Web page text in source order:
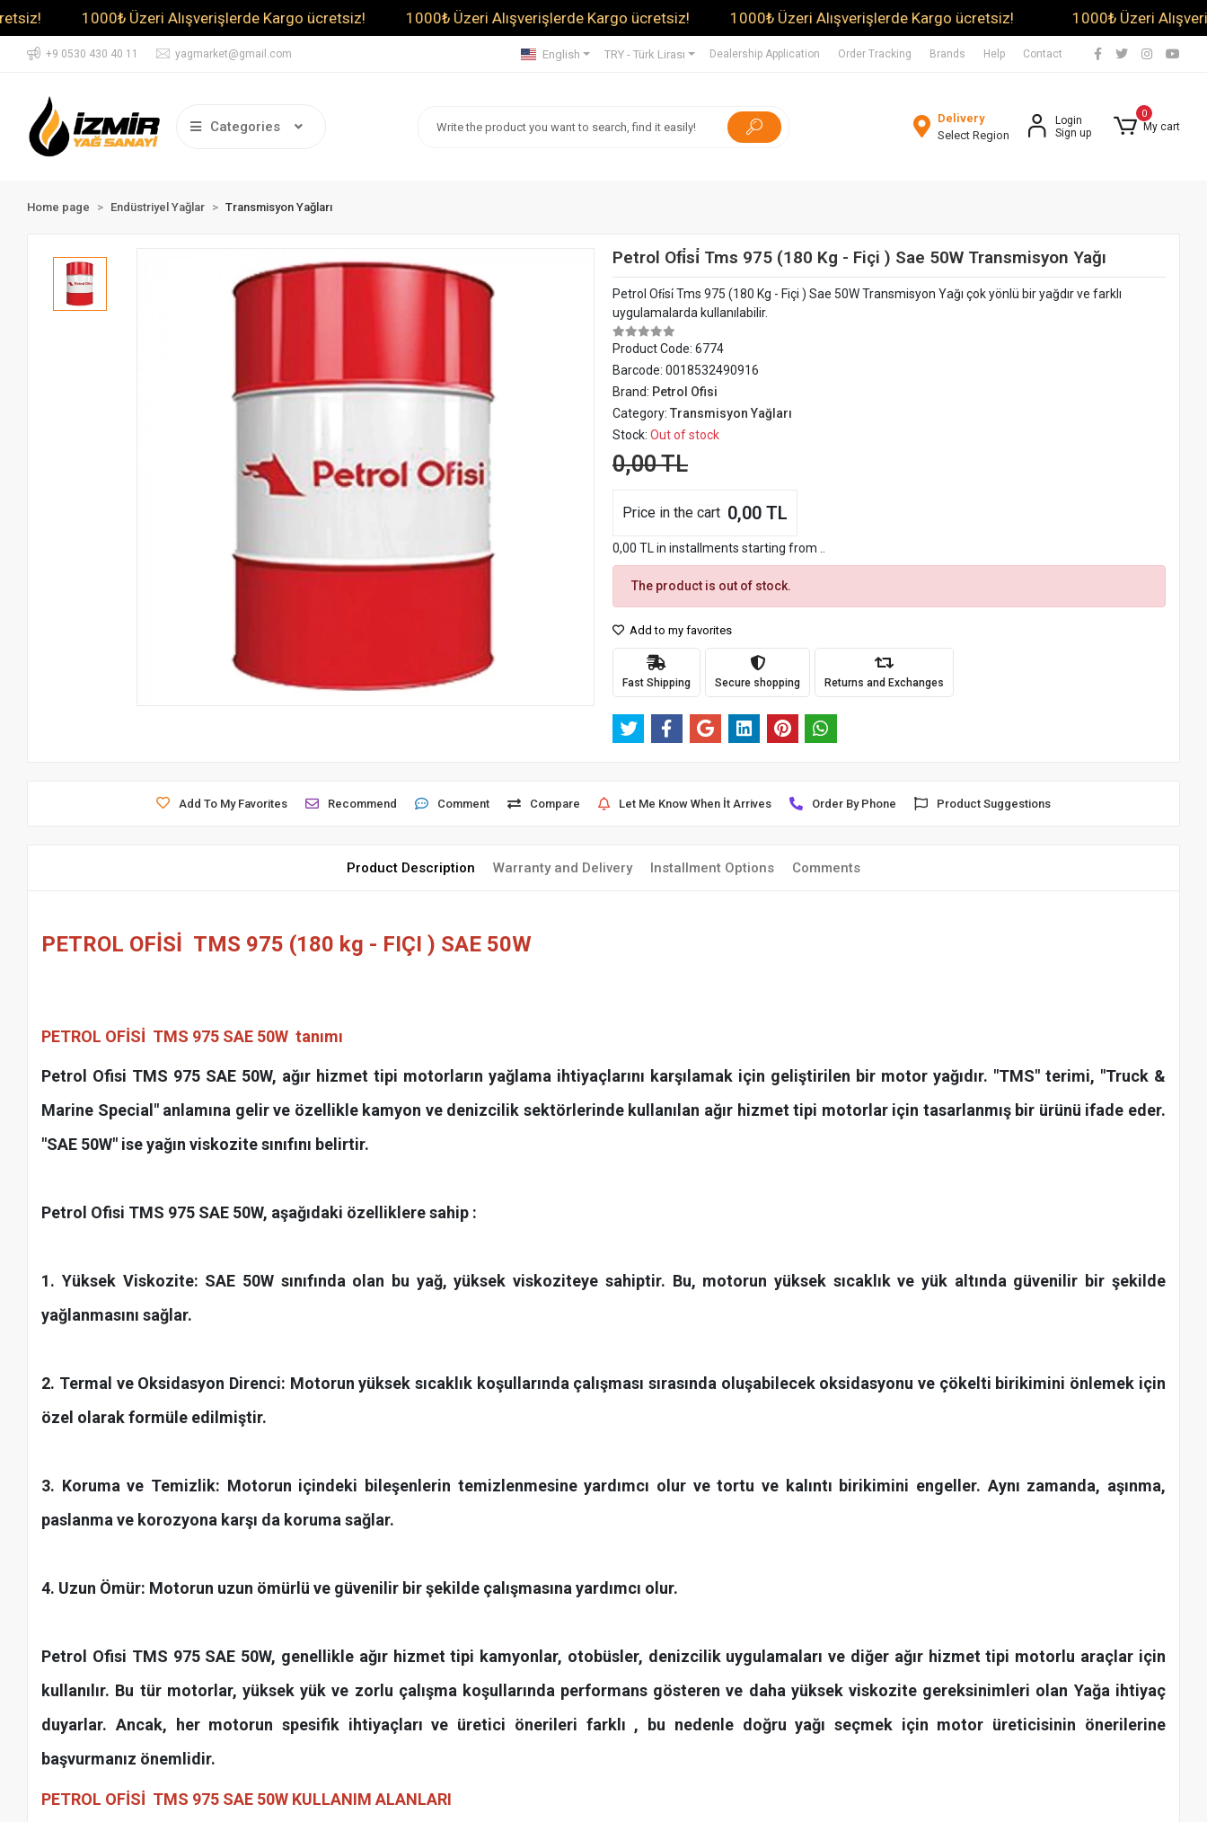
1000₺ Üzeri Alışverişlerde Kargo ücretsiz! 1000₺ Üzeri Alışverişlerde Kargo ücretsiz! 1000₺ Üzeri Alışverişlerde Kargo ücretsiz! 1000₺ Üzeri
+9 0530 430 40 11 yagmarket@gmail.com English TRY - Türk Lirası Dealership Application Order Tracking Brands Help Contact
Categories
Delivery
Select Region
Login
Sign up
0
My cart
Home page Endüstriyel Yağlar Transmisyon Yağları
Petrol Ofi̇si̇ Tms 975 (180 Kg - Fiçi ) Sae 50W Transmisyon Yağı
Petrol Ofi̇si̇ Tms 975 (180 Kg - Fiçi ) Sae 50W Transmisyon Yağı çok yönlü bir yağdır ve farklı
uygulamalarda kullanılabilir.
Product Code: 6774
Barcode: 0018532490916
Brand: Petrol Ofisi
Category: Transmisyon Yağları
Stock: Out of stock
0,00 TL
Price in the cart 0,00 TL
0,00 TL in installments starting from ..
The product is out of stock.
Add to my favorites
Fast Shipping Secure shopping Returns and Exchanges
Add To My Favorites Recommend Comment Compare Let Me Know When İt Arrives Order By Phone Product Suggestions
Product Description Warranty and Delivery Installment Options Comments
PETROL OFİSİ TMS 975 (180 kg - FIÇI ) SAE 50W
PETROL OFİSİ TMS 975 SAE 50W tanımı
Petrol Ofisi TMS 975 SAE 50W, ağır hizmet tipi motorların yağlama ihtiyaçlarını karşılamak için geliştirilen bir motor yağıdır. "TMS" terimi, "Truck &
Marine Special" anlamına gelir ve özellikle kamyon ve denizcilik sektörlerinde kullanılan ağır hizmet tipi motorlar için tasarlanmış bir ürünü ifade eder.
"SAE 50W" ise yağın viskozite sınıfını belirtir.
Petrol Ofisi TMS 975 SAE 50W, aşağıdaki özelliklere sahip :
1. Yüksek Viskozite: SAE 50W sınıfında olan bu yağ, yüksek viskoziteye sahiptir. Bu, motorun yüksek sıcaklık ve yük altında güvenilir bir şekilde
yağlanmasını sağlar.
2. Termal ve Oksidasyon Direnci: Motorun yüksek sıcaklık koşullarında çalışması sırasında oluşabilecek oksidasyonu ve çökelti birikimini önlemek için
özel olarak formüle edilmiştir.
3. Koruma ve Temizlik: Motorun içindeki bileşenlerin temizlenmesine yardımcı olur ve tortu ve kalıntı birikimini engeller. Aynı zamanda, aşınma,
paslanma ve korozyona karşı da koruma sağlar.
4. Uzun Ömür: Motorun uzun ömürlü ve güvenilir bir şekilde çalışmasına yardımcı olur.
Petrol Ofisi TMS 975 SAE 50W, genellikle ağır hizmet tipi kamyonlar, otobüsler, denizcilik uygulamaları ve diğer ağır hizmet tipi motorlu araçlar için
kullanılır. Bu tür motorlar, yüksek yük ve zorlu çalışma koşullarında performans gösteren ve daha yüksek viskozite gereksinimleri olan Yağa ihtiyaç
duyarlar. Ancak, her motorun spesifik ihtiyaçları ve üretici önerileri farklı , bu nedenle doğru yağı seçmek için motor üreticisinin önerilerine
başvurmanız önemlidir.
PETROL OFİSİ TMS 975 SAE 50W KULLANIM ALANLARI